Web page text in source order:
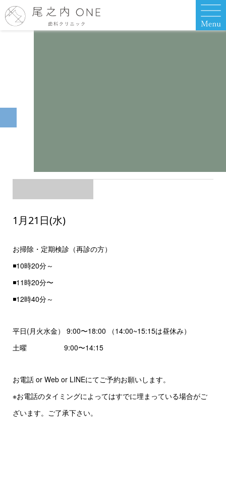
1月21日(水)
お掃除・定期検診（再診の方）
◾️10時20分～
◾️11時20分〜
◾️12時40分～
平日(月火水金） 9:00〜18:00 （14:00~15:15は昼休み）
土曜 9:00〜14:15
お電話 or Web or LINEにてご予約お願いします。
※お電話のタイミングによってはすでに埋まっている場合がご
ざいます。ご了承下さい。